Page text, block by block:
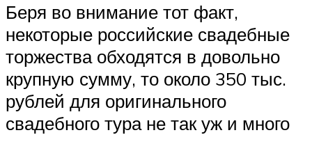
Беря во внимание тот факт,
некоторые российские свадебные
торжества обходятся в довольно
крупную сумму, то около 350 тыс.
рублей для оригинального
свадебного тура не так уж и много